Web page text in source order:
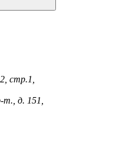
стр.1,
т., д. 151,